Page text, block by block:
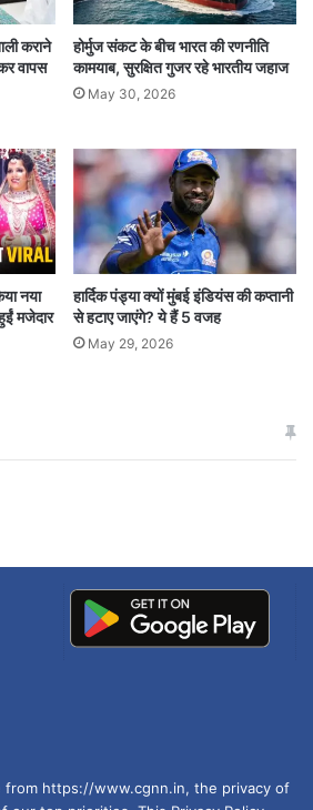
कराने
वापस
होर्मुज संकट के बीच भारत की रणनीति
कामयाब, सुरक्षित गुजर रहे भारतीय जहाज
May 30, 2026
नया
मजेदार
हार्दिक पंड्या क्यों मुंबई इंडियंस की कप्तानी
से हटाए जाएंगे? ये हैं 5 वजह
May 29, 2026
खाई में धक्का… आरोपियों ने
from https://www.cgnn.in, the privacy of